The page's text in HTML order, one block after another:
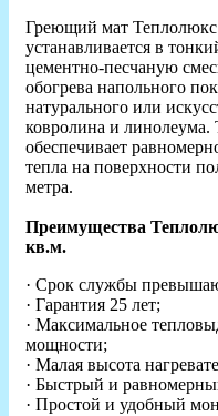
Греющий мат
устанавливается в
цементно-песчаную
обогрева напольного
натурального или
ковролина и линолеума.
обеспечивает
тепла на поверхности
метра.
Преимущества
кв.м.
· Срок службы
· Гарантия 25 лет;
· Максимальное
мощности;
· Малая высота
· Быстрый и
· Простой и удобный